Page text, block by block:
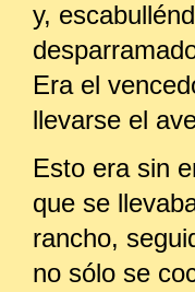
y,
Era el
llevarse el
Esto era sin
que se
rancho,
no sólo se